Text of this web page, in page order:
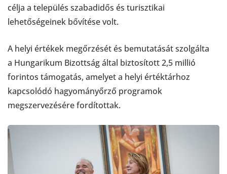
célja a település szabadidős és turisztikai
lehetőségeinek bővítése volt.
A helyi értékek megőrzését és bemutatását szolgálta
a Hungarikum Bizottság által biztosított 2,5 millió
forintos támogatás, amelyet a helyi értéktárhoz
kapcsolódó hagyományőrző programok
megszervezésére fordítottak.